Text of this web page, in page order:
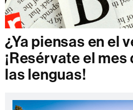
menú
de
Facultad
de
Biociencias
¿Ya piensas en el
¡Resérvate el
las lenguas!